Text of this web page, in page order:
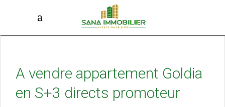
A vendre appartement Goldia
en S+3 directs promoteur